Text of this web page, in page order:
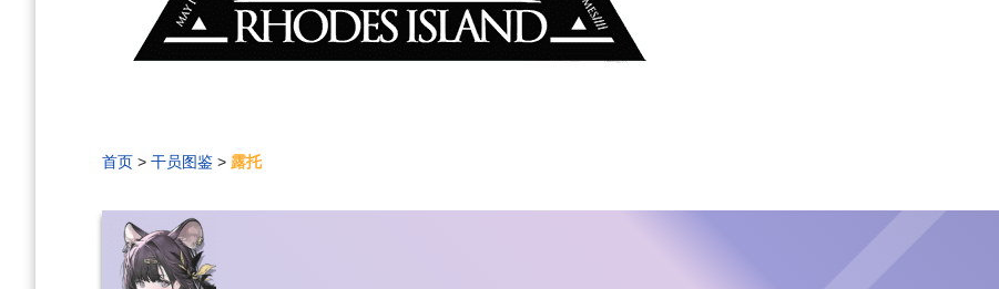
首页 > 干员图鉴 > 露托